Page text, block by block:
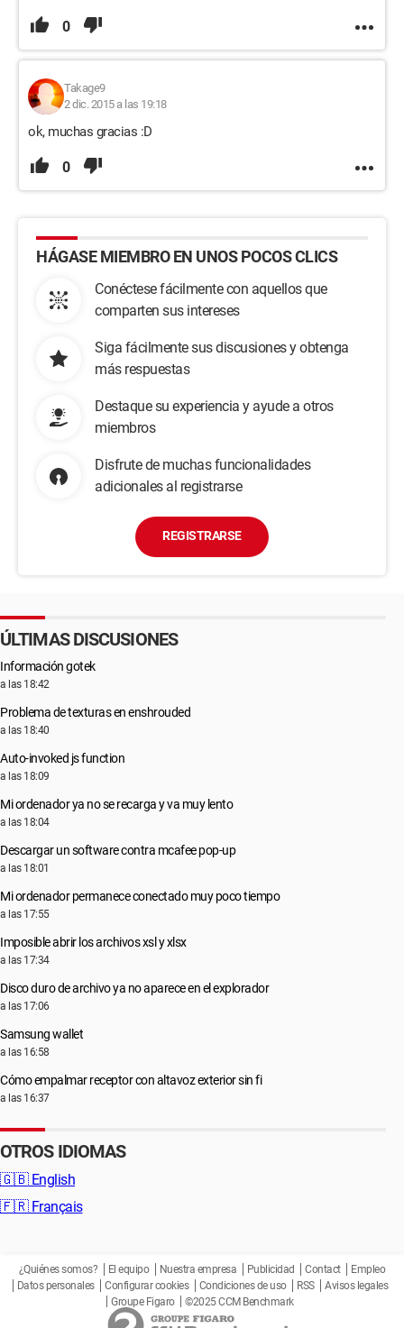
0
Takage9
2 dic. 2015 a las 19:18
ok, muchas gracias :D
0
HÁGASE MIEMBRO EN UNOS POCOS CLICS
Conéctese fácilmente con aquellos que
comparten sus intereses
Siga fácilmente sus discusiones y obtenga
más respuestas
Destaque su experiencia y ayude a otros
miembros
Disfrute de muchas funcionalidades
adicionales al registrarse
REGISTRARSE
ÚLTIMAS DISCUSIONES
Información gotek
a las 18:42
Problema de texturas en enshrouded
a las 18:40
Auto-invoked js function
a las 18:09
Mi ordenador ya no se recarga y va muy lento
a las 18:04
Descargar un software contra mcafee pop-up
a las 18:01
Mi ordenador permanece conectado muy poco tiempo
a las 17:55
Imposible abrir los archivos xsl y xlsx
a las 17:34
Disco duro de archivo ya no aparece en el explorador
a las 17:06
Samsung wallet
a las 16:58
Cómo empalmar receptor con altavoz exterior sin fi
a las 16:37
OTROS IDIOMAS
🇬🇧 English
🇫🇷 Français
¿Quiénes somos? El equipo Nuestra empresa Publicidad Contact
Empleo
Datos personales
Configurar cookies Condiciones de uso RSS
Avisos legales
Groupe Figaro
©2025 CCM Benchmark